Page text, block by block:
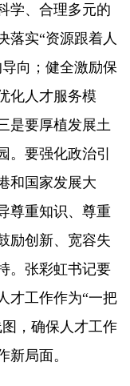
学、合理多元的
落实“资源跟着人
向；健全激励保
化人才服务模
是要厚植发展土
。要强化政治引
和国家发展大
尊重知识、尊重
励创新、宽容失
。张彩虹书记要
才工作作为“一把
，确保人才工作
新局面。